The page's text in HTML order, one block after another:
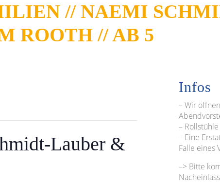
// NAEMI
ROOTH // AB 5
Lauber &
Infos
– Wir
–
– Eine
Falle eines
–> Bitte
Nacheinlass